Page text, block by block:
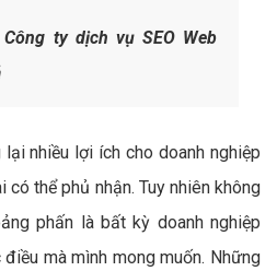
Công ty dịch vụ SEO Web
nhiều lợi ích cho doanh nghiệp
thể phủ nhận. Tuy nhiên không
phấn là bất kỳ doanh nghiệp
mà mình mong muốn. Những